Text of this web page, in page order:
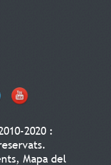
2020 :
, Mapa del